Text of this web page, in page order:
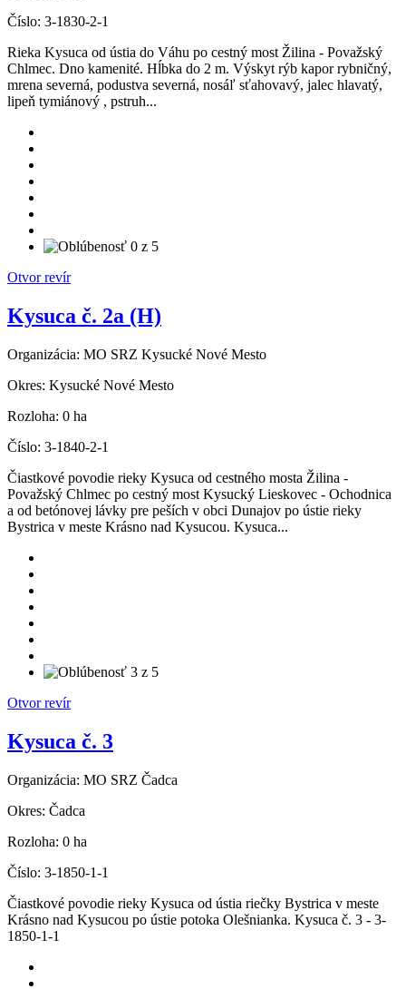
Číslo: 3-1830-2-1
Rieka Kysuca od ústia do Váhu po cestný most Žilina - Považský
Chlmec. Dno kamenité. Hĺbka do 2 m. Výskyt rýb kapor rybničný,
mrena severná, podustva severná, nosáľ sťahovavý, jalec hlavatý,
lipeň tymiánový , pstruh...
Otvor revír
Kysuca č. 2a (H)
Organizácia: MO SRZ Kysucké Nové Mesto
Okres: Kysucké Nové Mesto
Rozloha: 0 ha
Číslo: 3-1840-2-1
Čiastkové povodie rieky Kysuca od cestného mosta Žilina -
Považský Chlmec po cestný most Kysucký Lieskovec - Ochodnica
a od betónovej lávky pre peších v obci Dunajov po ústie rieky
Bystrica v meste Krásno nad Kysucou. Kysuca...
Otvor revír
Kysuca č. 3
Organizácia: MO SRZ Čadca
Okres: Čadca
Rozloha: 0 ha
Číslo: 3-1850-1-1
Čiastkové povodie rieky Kysuca od ústia riečky Bystrica v meste
Krásno nad Kysucou po ústie potoka Olešnianka. Kysuca č. 3 - 3-
1850-1-1